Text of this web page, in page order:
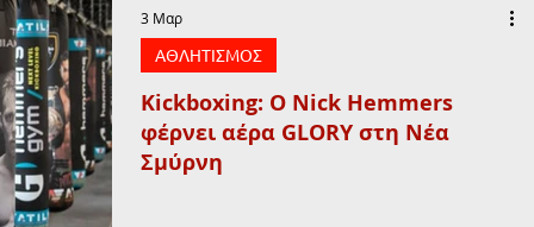
Kickboxing: Ο Nick Hemmers
φέρνει αέρα GLORY στη Νέα
Σμύρνη
ΑΘΛΗΤΙΣΜΟΣ
3 Μαρ